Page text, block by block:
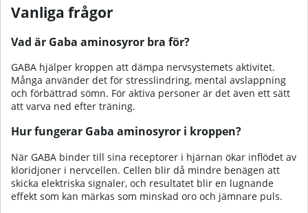
Vanliga frågor
Vad är Gaba aminosyror bra för?
GABA hjälper kroppen att dämpa nervsystemets aktivitet.
Många använder det för stresslindring, mental avslappning
och förbättrad sömn. För aktiva personer är det även ett sätt
att varva ned efter träning.
Hur fungerar Gaba aminosyror i kroppen?
När GABA binder till sina receptorer i hjärnan ökar inflödet av
kloridjoner i nervcellen. Cellen blir då mindre benägen att
skicka elektriska signaler, och resultatet blir en lugnande
effekt som kan märkas som minskad oro och jämnare puls.